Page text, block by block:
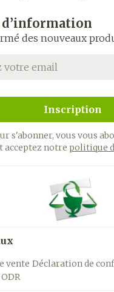
des nouveaux
Inscription
s'abonner, vous vous
acceptez notre politique
vente Déclaration de